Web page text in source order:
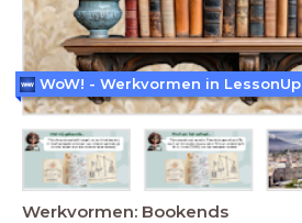
Werkvormen: Bookends
WoW! - Werkvormen in LessonUp